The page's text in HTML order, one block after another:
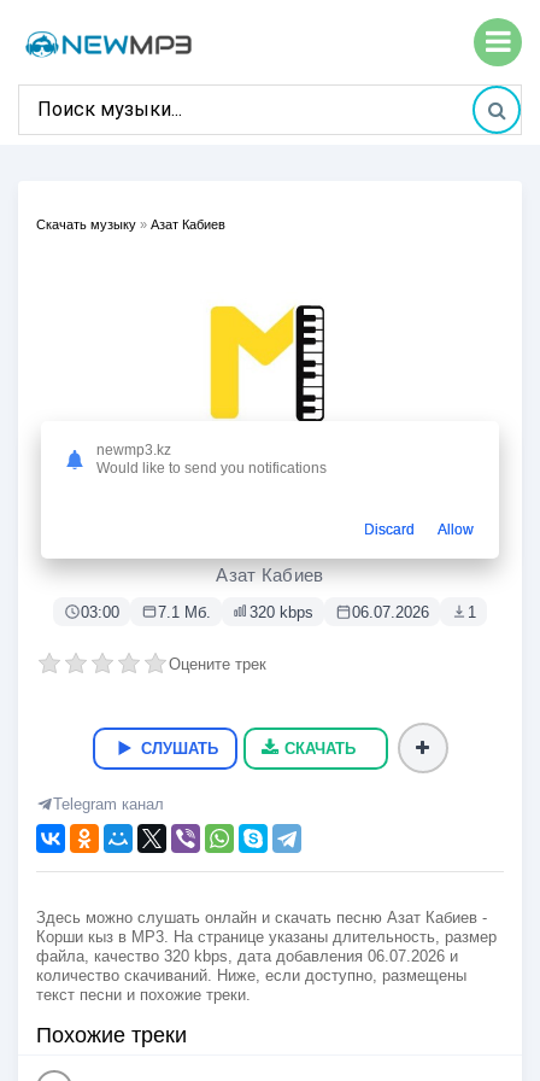
Скачать музыку » Азат Кабиев
Азат Кабиев
03:00 7.1 Мб. 320 kbps 06.07.2026 1
Оцените трек
СЛУШАТЬ СКАЧАТЬ
Telegram канал
Здесь можно слушать онлайн и скачать песню Азат Кабиев -
Корши кыз в MP3. На странице указаны длительность, размер
файла, качество 320 kbps, дата добавления 06.07.2026 и
количество скачиваний. Ниже, если доступно, размещены
текст песни и похожие треки.
Похожие треки
newmp3.kz
Would like to send you notifications
Discard Allow